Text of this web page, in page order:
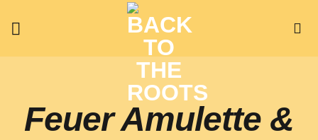
Inhalt
Feuer Amulette &